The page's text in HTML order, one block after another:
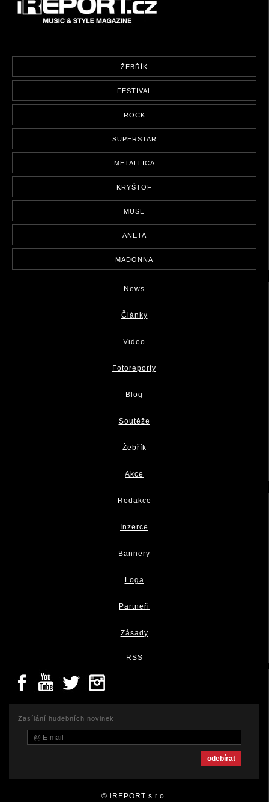
ŽEBŘÍK
FESTIVAL
ROCK
SUPERSTAR
METALLICA
KRYŠTOF
MUSE
ANETA
MADONNA
News
Články
Video
Fotoreporty
Blog
Soutěže
Žebřík
Akce
Redakce
Inzerce
Bannery
Loga
Partneři
Zásady
RSS
Zasílání hudebních novinek
© iREPORT s.r.o.